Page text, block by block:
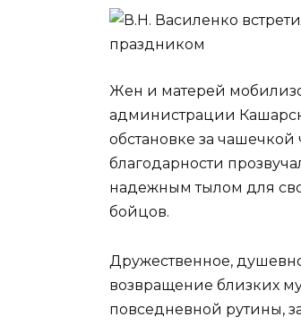
Жен и матерей
администрации
обстановке за
благодарности
надежным тылом для
бойцов.
Дружественное,
возвращение близких
повседневной рутины,